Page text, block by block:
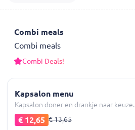
Combi meals
Combi meals
Combi Deals!
Kapsalon menu
Kapsalon doner en drankje naar keuze.
€ 12,65 € 13,65